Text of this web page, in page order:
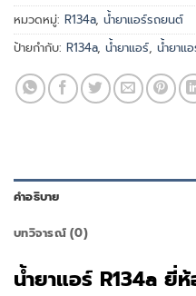
หมวดหมู่: R134a, น้ำยาแอร์รถยนต์
ป้ายกำกับ: R134a, น้ำยาแอร์, น้ำยาแ
คำอธิบาย
บทวิจารณ์ (0)
น้ำยาแอร์ R134a ยี่